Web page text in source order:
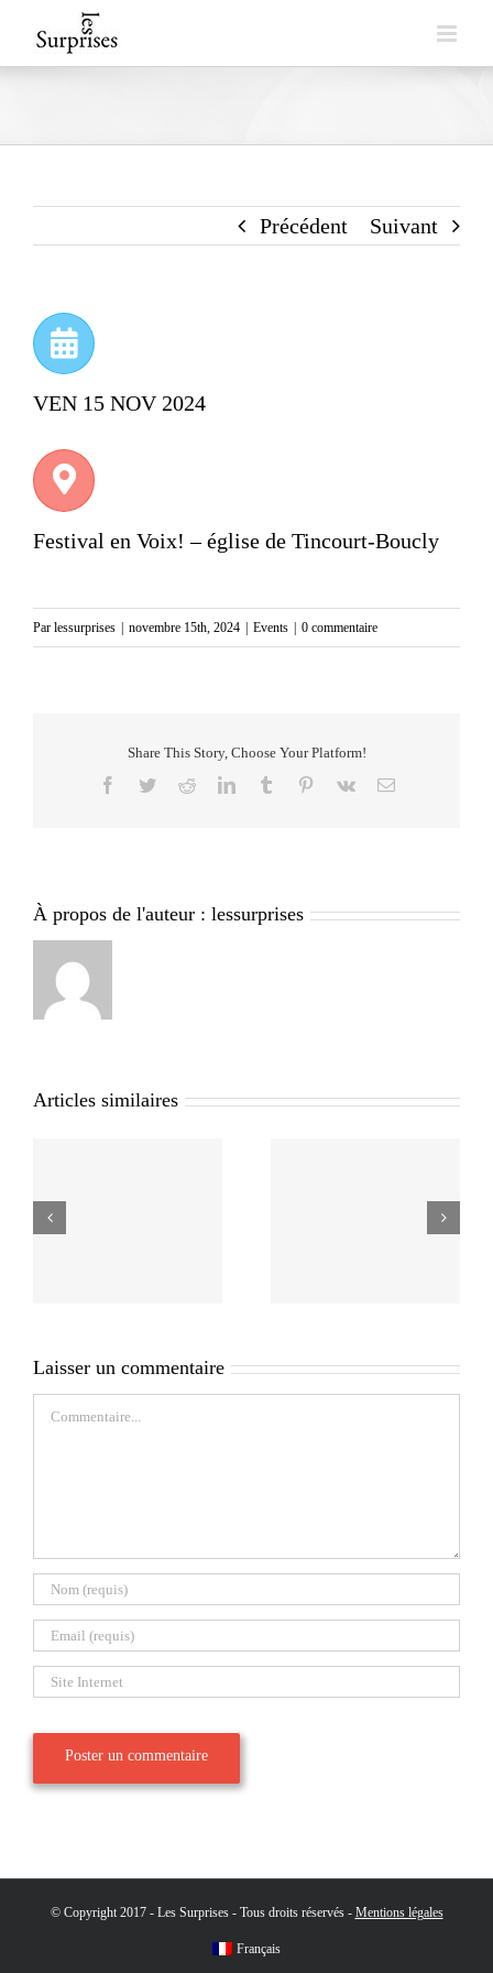
to
Précédent Suivant
VEN 15 NOV 2024
Festival en Voix! – église de Tincourt-Boucly
Par lessurprises | novembre 15th, 2024 | Events | 0 commentaire
Share This Story, Choose Your Platform!
Facebook
TwitterRedditLinkedInTumblr Pinterest
Vk Email
À propos de l'auteur : lessurprises
Articles similaires
Laisser un commentaire
Commentaire
© Copyright 2017 - Les Surprises - Tous droits réservés - Mentions légales
Français